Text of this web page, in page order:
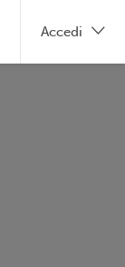
Accedi